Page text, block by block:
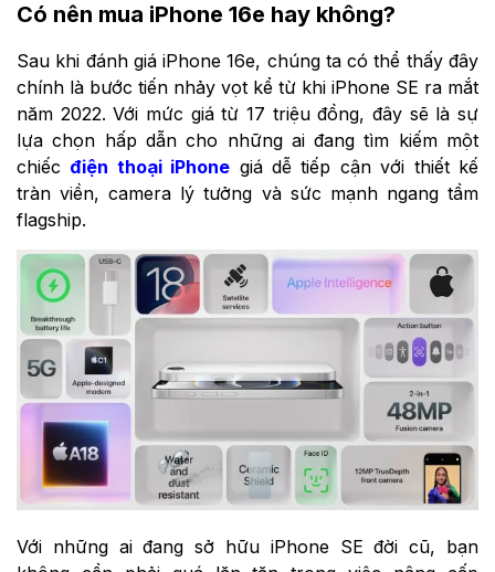
Có nên mua iPhone 16e hay không?
Sau khi đánh giá iPhone 16e, chúng ta có thể thấy đây
chính là bước tiến nhảy vọt kể từ khi iPhone SE ra mắt
năm 2022. Với mức giá từ 17 triệu đồng, đây sẽ là sự
lựa chọn hấp dẫn cho những ai đang tìm kiếm một
chiếc điện thoại iPhone giá dễ tiếp cận với thiết kế
tràn viền, camera lý tưởng và sức mạnh ngang tầm
flagship.
Với những ai đang sở hữu iPhone SE đời cũ, bạn